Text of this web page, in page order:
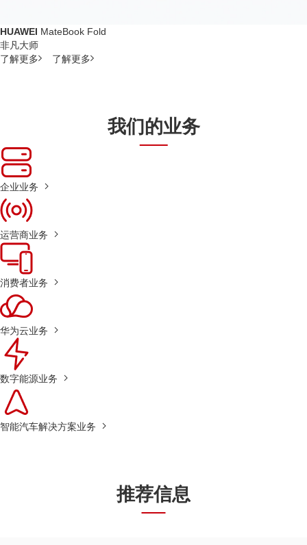
HUAWEI MateBook Fold
非凡大师
了解更多
了解更多
我们的业务
企业业务
运营商业务
消费者业务
华为云业务
数字能源业务
智能汽车解决方案业务
推荐信息